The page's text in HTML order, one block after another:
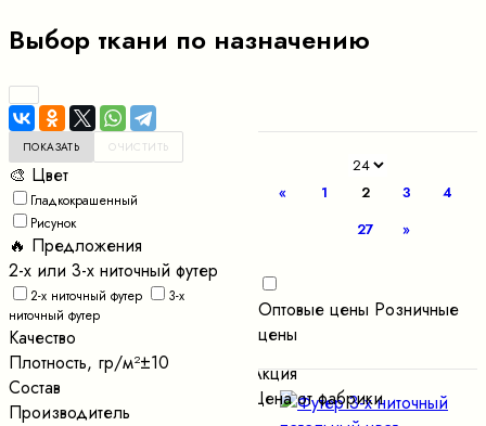
Выбор ткани по назначению
🎨 Цвет
Гладкокрашенный
Рисунок
🔥 Предложения
2-х или 3-х ниточный футер
2-х ниточный футер
3-х
ниточный футер
Качество
Плотность, гр/м²±10
Состав
Производитель
« 1 2 3
4
27
»
Оптовые цены Розничные
цены
Акция
Цена от фабрики